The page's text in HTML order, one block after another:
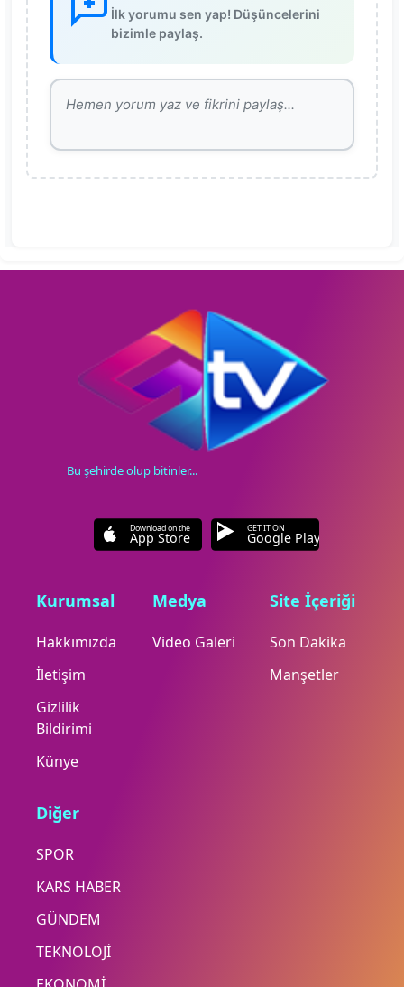
İlk yorumu sen yap! Düşüncelerini
bizimle paylaş.
Bu şehirde olup bitinler...
Download on the
App Store
GET IT ON
Google Play
Kurumsal
Hakkımızda
İletişim
Gizlilik
Bildirimi
Künye
Medya
Video Galeri
Site İçeriği
Son Dakika
Manşetler
Diğer
SPOR
KARS HABER
GÜNDEM
TEKNOLOJİ